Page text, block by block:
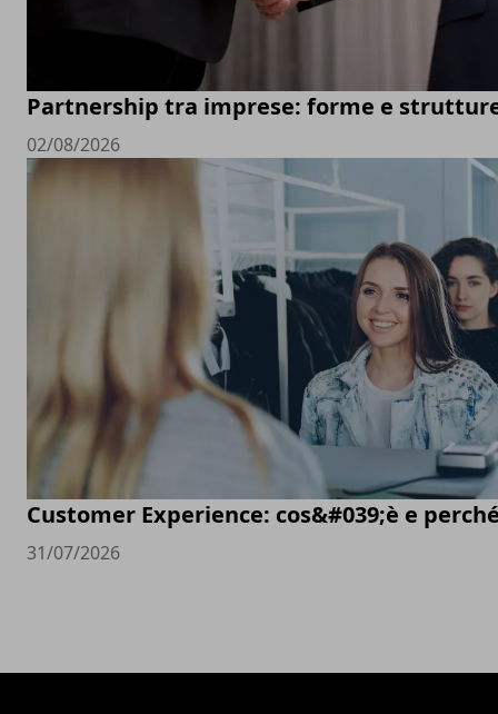
Partnership tra imprese: forme e
02/08/2026
Customer Experience: cos&#039;è e
31/07/2026